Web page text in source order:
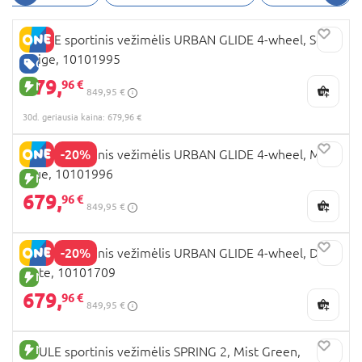
GERA KAINA
NAUJA PREKĖ
THULE sportinis vežimėlis URBAN GLIDE 4-wheel, Soft
Beige, 10101995
679,96 €
849,95 €
30d. geriausia kaina: 679,96 €
-20%
NAUJA PREKĖ
THULE sportinis vežimėlis URBAN GLIDE 4-wheel, Mid
Blue, 10101996
679,96 €
849,95 €
-20%
NAUJA PREKĖ
THULE sportinis vežimėlis URBAN GLIDE 4-wheel, Dark
Slate, 10101709
679,96 €
849,95 €
NAUJA PREKĖ
THULE sportinis vežimėlis SPRING 2, Mist Green,